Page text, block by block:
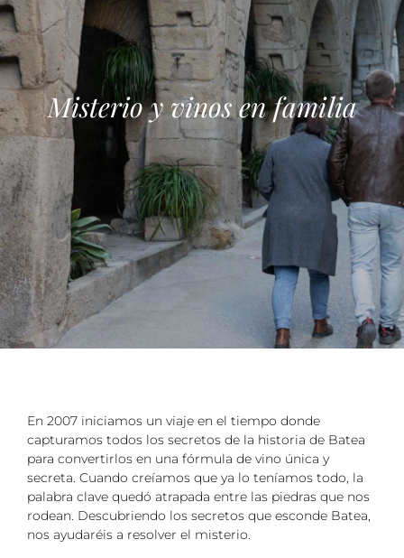
Misterio y vinos en familia
En 2007 iniciamos un viaje en el tiempo donde
capturamos todos los secretos de la historia de Batea
para convertirlos en una fórmula de vino única y
secreta. Cuando creíamos que ya lo teníamos todo, la
palabra clave quedó atrapada entre las piedras que nos
rodean. Descubriendo los secretos que esconde Batea,
nos ayudaréis a resolver el misterio.